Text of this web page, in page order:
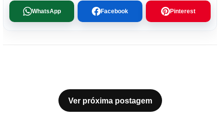
WhatsApp Facebook Pinterest
Ver próxima postagem